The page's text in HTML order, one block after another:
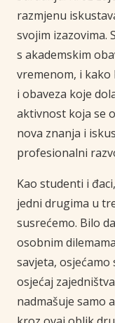
razmjenu
svojim izazovima.
s akademskim
vremenom, i
i obaveza koje
aktivnost koja se
nova znanja i
profesionalni
Kao studenti i
jedni drugima u
susrećemo. Bilo
osobnim
savjeta,
osjećaj
nadmašuje samo